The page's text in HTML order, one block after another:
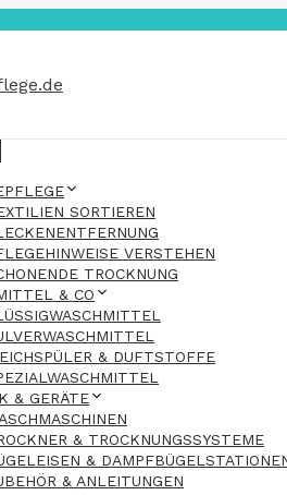
SORTIEREN
VERSTEHEN
TROCKNUNG
& CO
& DUFTSTOFFE
& GERÄTE
& TROCKNUNGSSYSTEME
&
& ANLEITUNGEN